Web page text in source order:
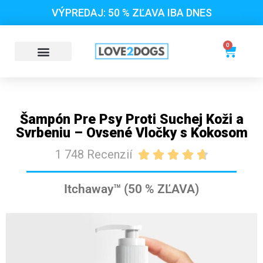
VÝPREDAJ: 50 % ZĽAVA IBA DNES
0
Šampón Pre Psy Proti Suchej Koži a
Svrbeniu – Ovsené Vločky s Kokosom
1 748 Recenzií     
Itchaway™ (50 % ZĽAVA)